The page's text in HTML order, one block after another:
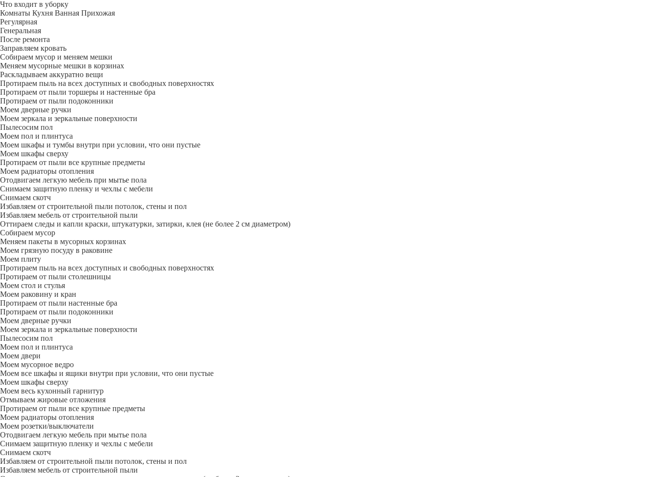
Что входит в уборку
Регу­лярная
Гене­ральная
После ремонта
Заправляем кровать
Собираем мусор и меняем мешки
Меняем мусорные мешки в корзинах
Раскладываем аккуратно вещи
Протираем пыль на всех доступных и свободных поверхностях
Протираем от пыли торшеры и настенные бра
Протираем от пыли подоконники
Моем дверные ручки
Моем зеркала и зеркальные поверхности
Пылесосим пол
Моем пол и плинтуса
Моем шкафы и тумбы внутри при условии, что они пустые
Моем шкафы сверху
Протираем от пыли все крупные предметы
Моем радиаторы отопления
Отодвигаем легкую мебель при мытье пола
Снимаем защитную пленку и чехлы с мебели
Снимаем скотч
Избавляем от строительной пыли потолок, стены и пол
Избавляем мебель от строительной пыли
Оттираем следы и капли краски, штукатурки, затирки, клея (не более 2 см диаметром)
Собираем мусор
Меняем пакеты в мусорных корзинах
Моем грязную посуду в раковине
Моем плиту
Протираем пыль на всех доступных и свободных поверхностях
Протираем от пыли столешницы
Моем стол и стулья
Моем раковину и кран
Протираем от пыли настенные бра
Протираем от пыли подоконники
Моем дверные ручки
Моем зеркала и зеркальные поверхности
Пылесосим пол
Моем пол и плинтуса
Моем двери
Моем мусорное ведро
Моем все шкафы и ящики внутри при условии, что они пустые
Моем шкафы сверху
Моем весь кухонный гарнитур
Отмываем жировые отложения
Протираем от пыли все крупные предметы
Моем радиаторы отопления
Моем розетки/выключатели
Отодвигаем легкую мебель при мытье пола
Снимаем защитную пленку и чехлы с мебели
Снимаем скотч
Избавляем от строительной пыли потолок, стены и пол
Избавляем мебель от строительной пыли